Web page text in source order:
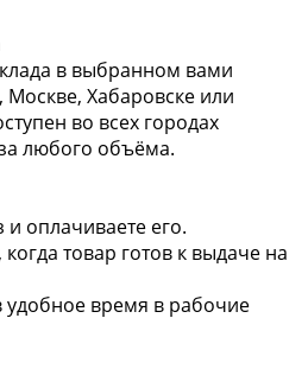
в выбранном вами
Хабаровске или
во всех городах
любого объёма.
оплачиваете его.
товар готов к выдаче на
удобное время в рабочие